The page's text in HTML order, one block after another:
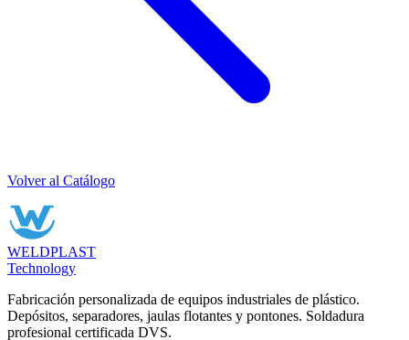
Volver al Catálogo
WELDPLAST
Technology
Fabricación personalizada de equipos industriales de plástico.
Depósitos, separadores, jaulas flotantes y pontones. Soldadura
profesional certificada DVS.